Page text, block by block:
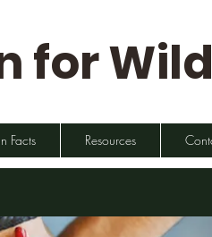
for
Facts Resources